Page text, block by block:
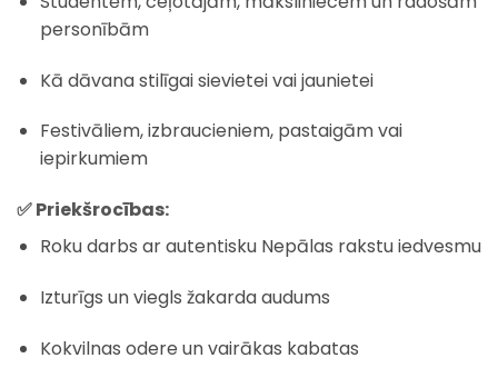
personībām
Kā dāvana stilīgai sievietei vai jaunietei
Festivāliem, izbraucieniem, pastaigām vai
iepirkumiem
✅ Priekšrocības:
Roku darbs ar autentisku Nepālas rakstu iedvesmu
Izturīgs un viegls žakarda audums
Kokvilnas odere un vairākas kabatas